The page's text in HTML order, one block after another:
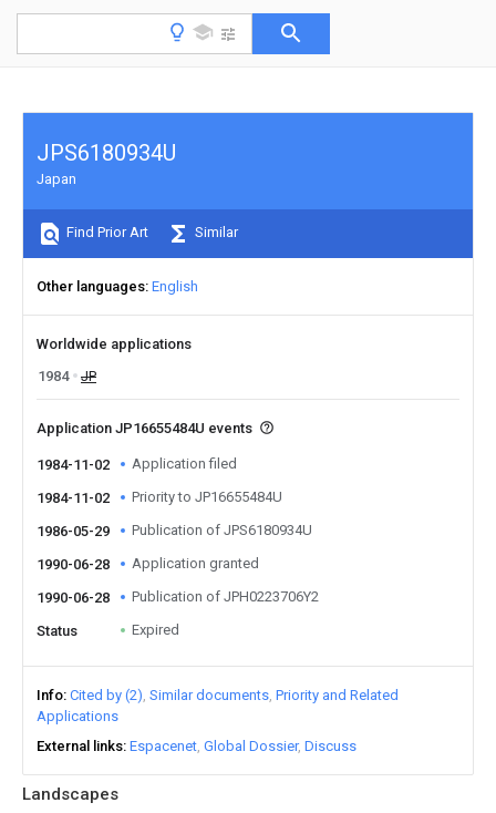
Landscapes
JPS6180934U
Japan
Find Prior Art Similar
Other languages English
Worldwide applications
1984
JP
Application JP16655484U events
1984-11-02 Application filed
1984-11-02 Priority to JP16655484U
1986-05-29 Publication of JPS6180934U
1990-06-28 Application granted
1990-06-28 Publication of JPH0223706Y2
Status Expired
Info Cited by (2) Similar documents Priority and Related
Applications
External links Espacenet Global Dossier Discuss